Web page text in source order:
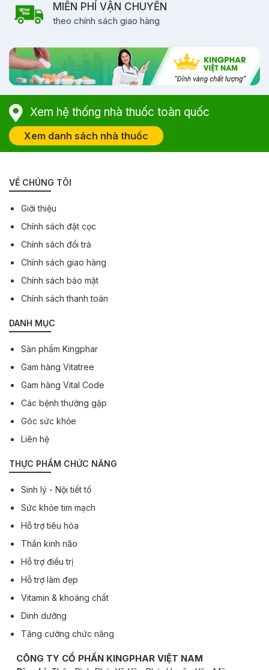
MIỄN PHÍ VẬN CHUYỂN
theo chính sách giao hàng
Xem hệ thống nhà thuốc toàn quốc
Xem danh sách nhà thuốc
VỀ CHÚNG TÔI
Giới thiệu
Chính sách đặt cọc
Chính sách đổi trả
Chính sách giao hàng
Chính sách bảo mật
Chính sách thanh toán
DANH MỤC
Sản phẩm Kingphar
Gam hàng Vitatree
Gam hàng Vital Code
Các bệnh thường gặp
Góc sức khỏe
Liên hệ
THỰC PHẨM CHỨC NĂNG
Sinh lý - Nội tiết tố
Sức khỏe tim mạch
Hỗ trợ tiêu hóa
Thần kinh não
Hỗ trợ điều trị
Hỗ trợ làm đẹp
Vitamin & khoáng chất
Dinh dưỡng
Tăng cường chức năng
CÔNG TY CỔ PHẦN KINGPHAR VIỆT NAM